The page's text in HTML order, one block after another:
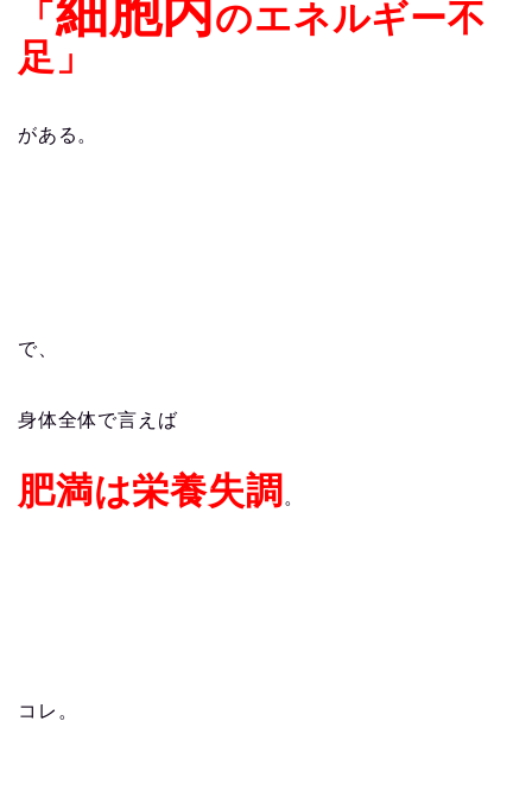
「 細胞内のエネルギー不
足」
がある。
で、
身体全体で言えば
肥満は栄養失調 。
コレ。